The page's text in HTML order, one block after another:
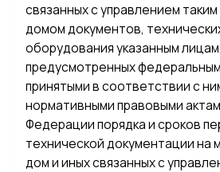
связанных с управлением
домом документов,
оборудования указанным
предусмотренных
принятыми в соответствии с
нормативными правовыми
Федерации порядка и сроков
технической документации на
дом и иных связанных с